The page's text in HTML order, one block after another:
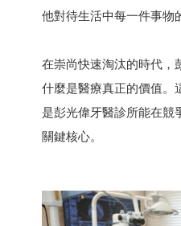
他對待生活中每一件事物
在崇尚快速淘汰的時代，
什麼是醫療真正的價值。
是彭光偉牙醫診所能在競
關鍵核心。